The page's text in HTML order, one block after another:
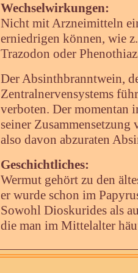
Wechselwirkungen:
Nicht mit Arzneimitteln
erniedrigen können, wie
Trazodon oder
Der Absinthbranntwein,
Zentralnervensystems
verboten. Der momentan
seiner
also davon abzuraten
Geschichtliches:
Wermut gehört zu den
er wurde schon im
Sowohl Dioskurides als
die man im Mittelalter